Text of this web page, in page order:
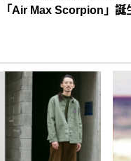
「Air Max Scorpion」誕